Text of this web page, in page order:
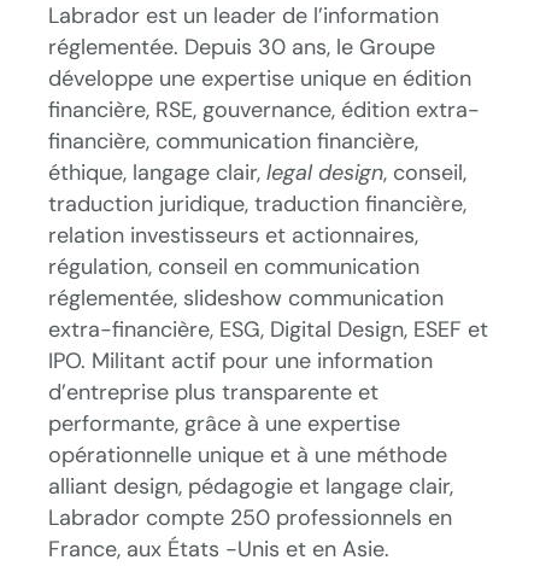
Labrador est un leader de l’information
réglementée. Depuis 30 ans, le Groupe
développe une expertise unique en édition
financière, RSE, gouvernance, édition extra-
financière, communication financière,
éthique, langage clair, legal design, conseil,
traduction juridique, traduction financière,
relation investisseurs et actionnaires,
régulation, conseil en communication
réglementée, slideshow communication
extra-financière, ESG, Digital Design, ESEF et
IPO. Militant actif pour une information
d’entreprise plus transparente et
performante, grâce à une expertise
opérationnelle unique et à une méthode
alliant design, pédagogie et langage clair,
Labrador compte 250 professionnels en
France, aux États -Unis et en Asie.